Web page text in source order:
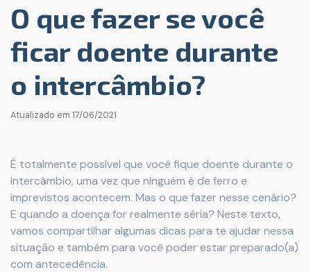
O que fazer se você
ficar doente durante
o intercâmbio?
Atualizado em 17/06/2021
É totalmente possível que você fique doente durante o
intercâmbio, uma vez que ninguém é de ferro e
imprevistos acontecem. Mas o que fazer nesse cenário?
E quando a doença for realmente séria? Neste texto,
vamos compartilhar algumas dicas para te ajudar nessa
situação e também para você poder estar preparado(a)
com antecedência.